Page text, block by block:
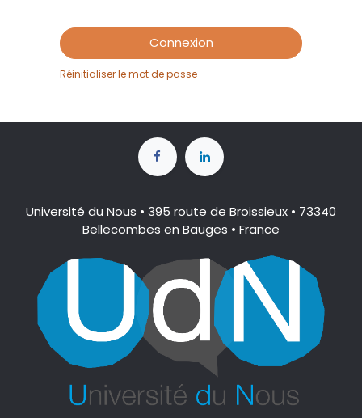
Connexion
Réinitialiser le mot de passe
Université du Nous • 395 route de Broissieux • 73340
Bellecombes en Bauges • France